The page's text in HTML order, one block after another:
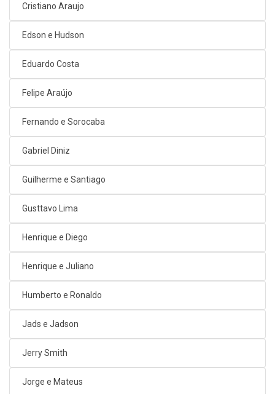
Cristiano Araujo
Edson e Hudson
Eduardo Costa
Felipe Araújo
Fernando e Sorocaba
Gabriel Diniz
Guilherme e Santiago
Gusttavo Lima
Henrique e Diego
Henrique e Juliano
Humberto e Ronaldo
Jads e Jadson
Jerry Smith
Jorge e Mateus